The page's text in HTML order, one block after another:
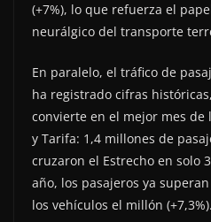
(+7%), lo que refuerza el
neurálgico del transporte
En paralelo, el tráfico de
ha registrado cifras
convierte en el mejor mes de
y Tarifa: 1,4 millones de
cruzaron el Estrecho en solo
año, los pasajeros ya
los vehículos el millón (+7,3%).